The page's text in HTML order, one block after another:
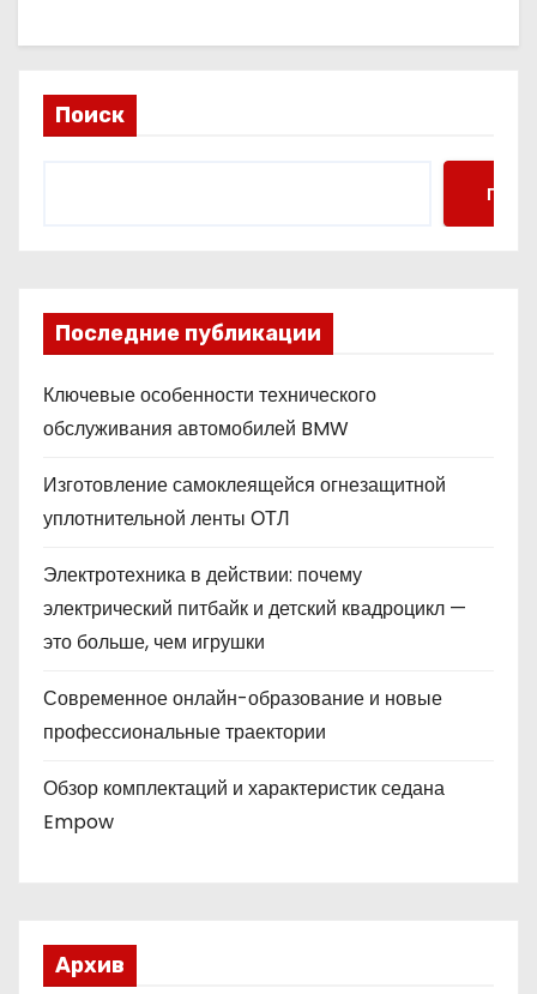
Поиск
Поиск
Последние публикации
Ключевые особенности технического
обслуживания автомобилей BMW
Изготовление самоклеящейся огнезащитной
уплотнительной ленты ОТЛ
Электротехника в действии: почему
электрический питбайк и детский квадроцикл —
это больше, чем игрушки
Современное онлайн-образование и новые
профессиональные траектории
Обзор комплектаций и характеристик седана
Empow
Архив